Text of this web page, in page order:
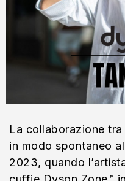
La collaborazione tra
in modo spontaneo
2023, quando